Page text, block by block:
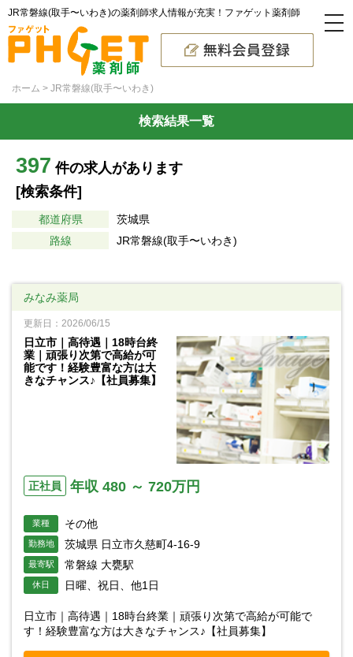
JR常磐線(取手〜いわき)の薬剤師求人情報が充実！ファゲット薬剤師
ホーム JR常磐線(取手〜いわき)
検索結果一覧
397 件の求人があります
[検索条件]
都道府県
茨城県
路線
JR常磐線(取手〜いわき)
みなみ薬局
更新日：2026/06/15
日立市｜高待遇｜18時台終
業｜頑張り次第で高給が可
能です！経験豊富な方は大
きなチャンス♪【社員募集】
正社員 年収 480 ～ 720万円
業種 その他
勤務地 茨城県 日立市久慈町4-16-9
最寄駅 常磐線 大甕駅
休日 日曜、祝日、他1日
日立市｜高待遇｜18時台終業｜頑張り次第で高給が可能で
す！経験豊富な方は大きなチャンス♪【社員募集】